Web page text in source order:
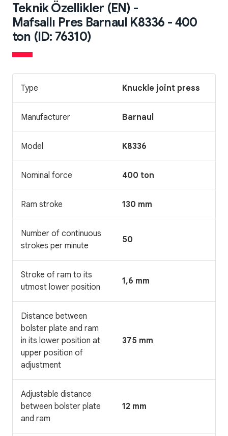
Teknik Özellikler (EN) -
Mafsallı Pres Barnaul K8336 - 400
ton (ID: 76310)
Type Knuckle joint press
Manufacturer Barnaul
Model K8336
Nominal force 400 ton
Ram stroke 130 mm
Number of continuous
strokes per minute
50
Stroke of ram to its
utmost lower position
1,6 mm
Distance between
bolster plate and ram
in its lower position at
upper position of
adjustment
375 mm
Adjustable distance
between bolster plate
and ram
12 mm